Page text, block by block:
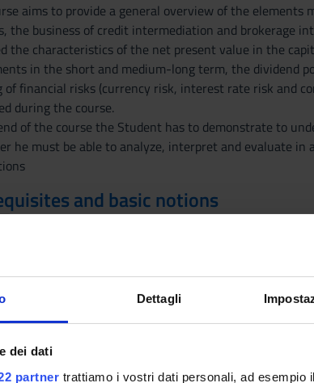
Dettagli
dei dati
partner trattiamo i vostri dati personali, ad esempio
aims to provide a general overview of the
the business of credit intermediation and brokerage
the characteristics of the net present value in the
in the short and medium-long term, the dividend
of financial risks (currency risk, interest rate risk and
during the course.
of the course the Student has to demonstrate to
he must be able to analyze, interpret and evaluate
and basic notions
knowledge on corporate accountability should
to corporate finance
to financial system